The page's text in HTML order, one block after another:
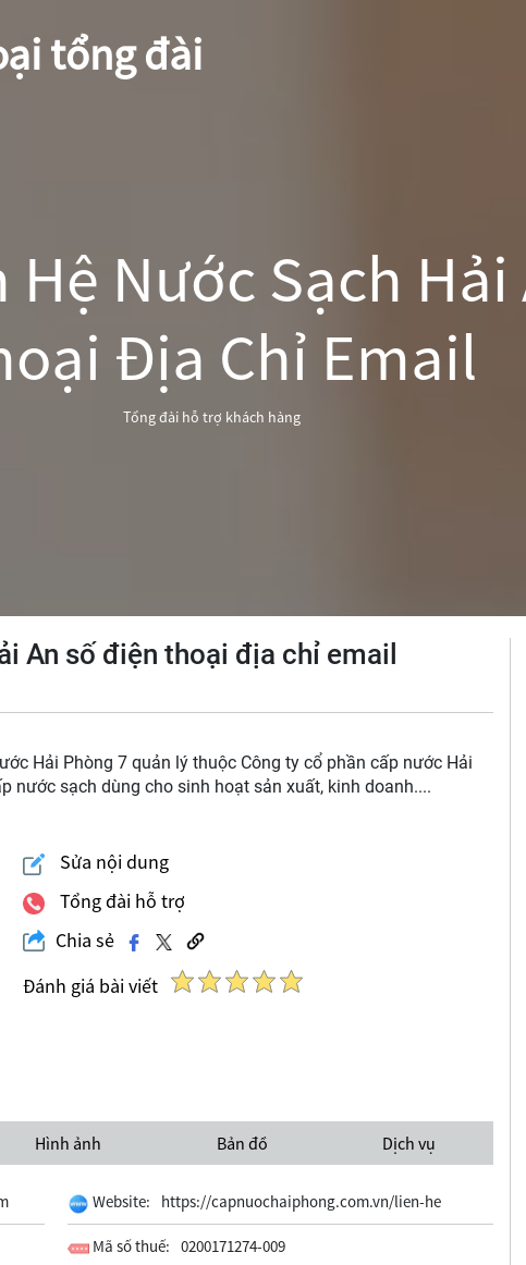
tổng đài
Nước Sạch
Địa Chỉ Email
Tổng đài hỗ trợ khách hàng
An số điện thoại địa chỉ email
Hải Phòng 7 quản lý thuộc Công ty cổ phần cấp nước Hải
nước sạch dùng cho sinh hoạt sản xuất, kinh doanh....
Sửa nội dung
Tổng đài hỗ trợ
Chia sẻ
Đánh giá bài viết
Hình ảnh Bản đồ Dịch vụ
Website: https://capnuochaiphong.com.vn/lien-he
Mã số thuế: 0200171274-009